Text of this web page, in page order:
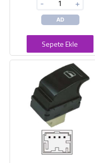
- +
AD
Sepete Ekle